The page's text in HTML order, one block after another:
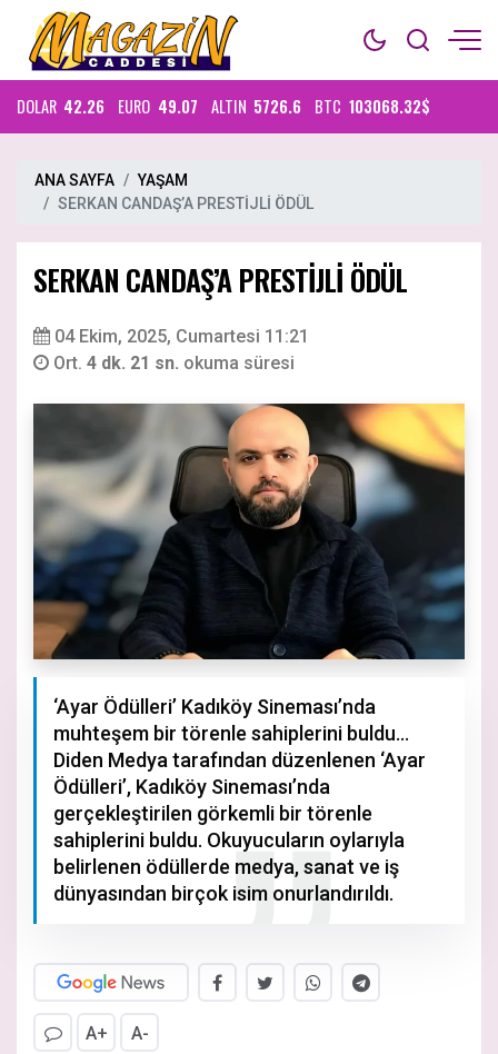
DOLAR 42.26 EURO 49.07 ALTIN 5726.6 BTC 103068.32$
ANA SAYFA
YAŞAM
SERKAN CANDAŞ’A PRESTİJLİ ÖDÜL
SERKAN CANDAŞ’A PRESTİJLİ ÖDÜL
04 Ekim, 2025, Cumartesi 11:21
Ort. 4 dk. 21 sn. okuma süresi
‘Ayar Ödülleri’ Kadıköy Sineması’nda
muhteşem bir törenle sahiplerini buldu...
Diden Medya tarafından düzenlenen ‘Ayar
Ödülleri’, Kadıköy Sineması’nda
gerçekleştirilen görkemli bir törenle
sahiplerini buldu. Okuyucuların oylarıyla
belirlenen ödüllerde medya, sanat ve iş
dünyasından birçok isim onurlandırıldı.
A+ A-